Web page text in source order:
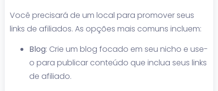
Você precisará de um local para promover seus
links de afiliados. As opções mais comuns incluem:
Blog: Crie um blog focado em seu nicho e use-
o para publicar conteúdo que inclua seus links
de afiliado.